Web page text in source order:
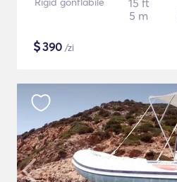
15 ft
5 m
$390 /zi